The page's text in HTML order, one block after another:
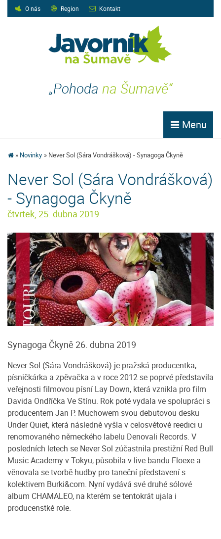
O nás Region Kontakt
„Pohoda na Šumavě“
Menu
Novinky Never Sol (Sára Vondrášková) - Synagoga Čkyně
Never Sol (Sára Vondrášková)
- Synagoga Čkyně
čtvrtek, 25. dubna 2019
Synagoga Čkyně 26. dubna 2019
Never Sol (Sára Vondrášková) je pražská producentka,
písničkárka a zpěvačka a v roce 2012 se poprvé představila
veřejnosti filmovou písní Lay Down, která vznikla pro film
Davida Ondříčka Ve Stínu. Rok poté vydala ve spolupráci s
producentem Jan P. Muchowem svou debutovou desku
Under Quiet, která následně vyšla v celosvětové reedici u
renomovaného německého labelu Denovali Records. V
posledních letech se Never Sol zúčastnila prestižní Red Bull
Music Academy v Tokyu, působila v live bandu Floexe a
věnovala se tvorbě hudby pro taneční představení s
kolektivem Burki&com. Nyní vydává své druhé sólové
album CHAMALEO, na kterém se tentokrát ujala i
producenstké role.